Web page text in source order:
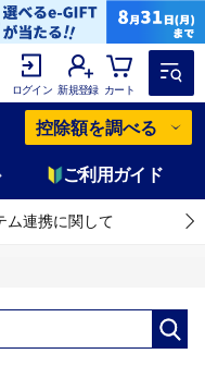
ログイン 新規登録 カート
控除額を調べる
ご利用ガイド
ム連携に関して